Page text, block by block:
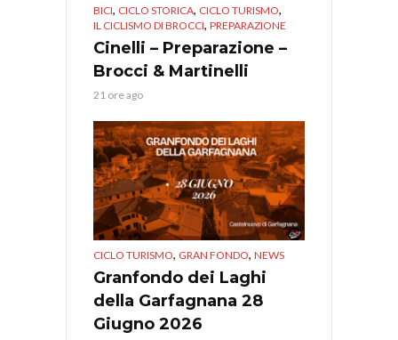
BICI, CICLO STORICA, CICLO TURISMO,
IL CICLISMO DI BROCCI, PREPARAZIONE
Cinelli – Preparazione –
Brocci & Martinelli
21 ore ago
CICLO TURISMO, GRAN FONDO, NEWS
Granfondo dei Laghi
della Garfagnana 28
Giugno 2026